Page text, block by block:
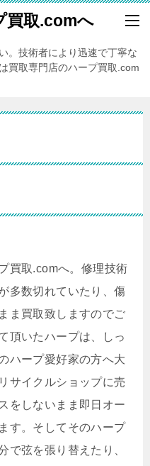
買取.comへ
。技術者により迅速で丁寧な
買取専門店のハープ買取.com
買取.comへ。修理技術
多数切れていたり、傷
ま買取致しますのでご
頂いたハープは、しっ
ハープ愛好家の方へ大
サイクルショップに売
をしないまま即日オー
す。そしてそのハープ
で弦を張り替えたり、